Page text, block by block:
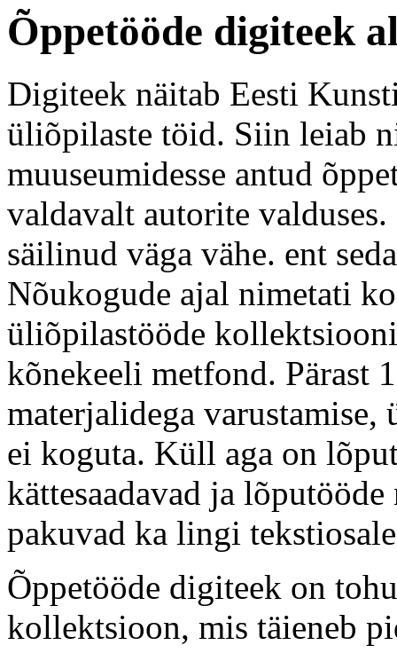
Õppetööde digiteek
Digiteek näitab Eesti
üliõpilaste töid. Siin leiab
muuseumidesse antud
valdavalt autorite
säilinud väga vähe. ent
Nõukogude ajal nimetati
üliõpilastööde
kõnekeeli metfond. Pärast
materjalidega varustamise,
ei koguta. Küll aga on
kättesaadavad ja
pakuvad ka lingi
Õppetööde digiteek on
kollektsioon, mis täieneb